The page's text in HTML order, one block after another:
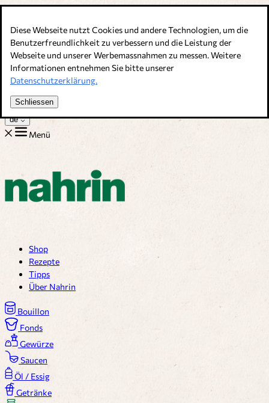
Diese Webseite nutzt Cookies und andere Technologien, um die
Benutzerfreundlichkeit zu verbessern und die Leistung der
Webseite und unserer Werbemassnahmen zu messen. Weitere
Informationen entnehmen Sie bitte unserer
Datenschutzerklärung.
Schliessen
Bouillons, Gewürze & Nahrungsergänzung. Schweizer Qualität
Kundenservice
Rezepte
Tipps
Über uns
Jobs
de
Menü
Shop
Rezepte
Tipps
Über Nahrin
Bouillon
Fonds
Gewürze
Saucen
Öl / Essig
Getränke